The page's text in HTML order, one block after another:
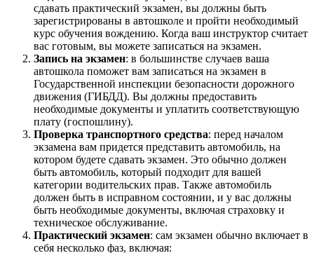
сдавать практический экзамен, вы должны быть
зарегистрированы в автошколе и пройти необходимый
курс обучения вождению. Когда ваш инструктор считает
вас готовым, вы можете записаться на экзамен.
Запись на экзамен: в большинстве случаев ваша
автошкола поможет вам записаться на экзамен в
Государственной инспекции безопасности дорожного
движения (ГИБДД). Вы должны предоставить
необходимые документы и уплатить соответствующую
плату (госпошлину).
Проверка транспортного средства: перед началом
экзамена вам придется представить автомобиль, на
котором будете сдавать экзамен. Это обычно должен
быть автомобиль, который подходит для вашей
категории водительских прав. Также автомобиль
должен быть в исправном состоянии, и у вас должны
быть необходимые документы, включая страховку и
техническое обслуживание.
Практический экзамен: сам экзамен обычно включает в
себя несколько фаз, включая: